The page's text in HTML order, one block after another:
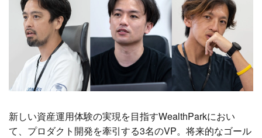
新しい資産運用体験の実現を目指すWealthParkにおい
て、プロダクト開発を牽引する3名のVP。将来的なゴール